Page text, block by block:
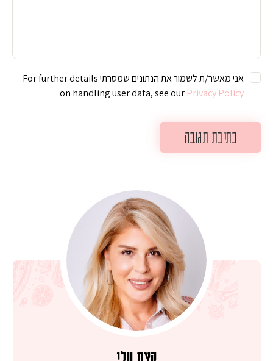
אני מאשר/ת לשמור את הנתונים שמסרתי For further details
on handling user data, see our Privacy Policy